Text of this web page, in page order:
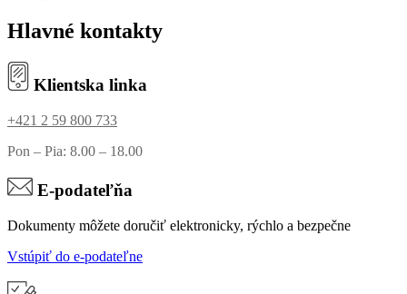
Hlavné kontakty
Klientska linka
+421 2 59 800 733
Pon – Pia: 8.00 – 18.00
E-podateľňa
Dokumenty môžete doručiť elektronicky, rýchlo a bezpečne
Vstúpiť do e-podateľne